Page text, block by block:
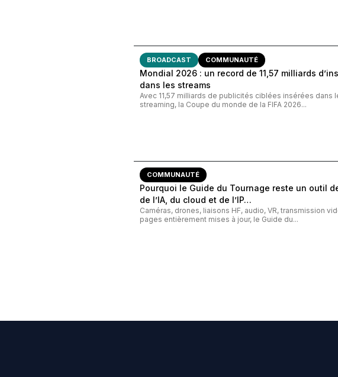
BROADCAST COMMUNAUTÉ
Mondial 2026 : un record de 11,57 milliards
dans les streams
Avec 11,57 milliards de publicités ciblées insérées dans
streaming, la Coupe du monde de la FIFA 2026...
COMMUNAUTÉ
Pourquoi le Guide du Tournage reste un outil
de l’IA, du cloud et de l’IP…
Caméras, drones, liaisons HF, audio, VR, transmission
pages entièrement mises à jour, le Guide du...